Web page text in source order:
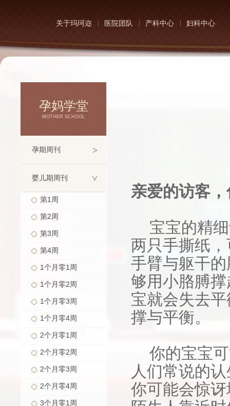
关于玛珂迩 医院团队 产科中心 妇科中心
孕妈学堂
MOTHER SCHOOL
孕期周刊 >
婴儿期周刊 >
第1周
第2周
第3周
第4周
1个月零1周
1个月零2周
1个月零3周
1个月零4周
2个月零1周
2个月零2周
2个月零3周
2个月零4周
3个月零1周
亲爱的访客
宝宝的精细
两只手撕纸
手臂与躯干
够用小胳膊
宝就会失去
撑与平衡。
你的宝宝
人们常说的
你可能会惊